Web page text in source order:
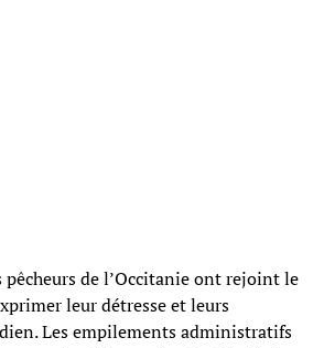
pêcheurs de l’Occitanie ont rejoint le
leur détresse et leurs
Les empilements administratifs